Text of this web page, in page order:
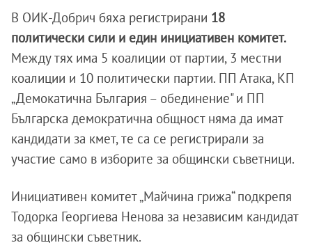
В ОИК-Добрич бяха регистрирани 18
политически сили и един инициативен комитет.
Между тях има 5 коалиции от партии, 3 местни
коалиции и 10 политически партии. ПП Атака, КП
„Демокатична България – обединение" и ПП
Българска демократична общност няма да имат
кандидати за кмет, те са се регистрирали за
участие само в изборите за общински съветници.
Инициативен комитет „Майчина грижа“ подкрепя
Тодорка Георгиева Ненова за независим кандидат
за общински съветник.